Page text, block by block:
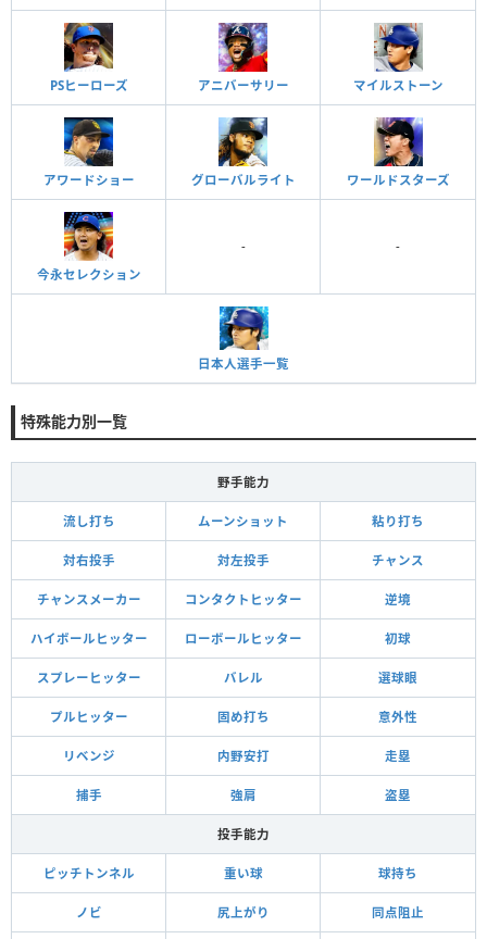
PSヒーローズ アニバーサリー マイルストーン
アワードショー グローバルライト ワールドスターズ
今永セレクション
- -
日本人選手一覧
特殊能力別一覧
野手能力
流し打ち ムーンショット 粘り打ち
対右投手 対左投手 チャンス
チャンスメーカー コンタクトヒッター 逆境
ハイボールヒッター ローボールヒッター 初球
スプレーヒッター バレル 選球眼
プルヒッター 固め打ち 意外性
リベンジ 内野安打 走塁
捕手 強肩 盗塁
投手能力
ピッチトンネル 重い球 球持ち
ノビ 尻上がり 同点阻止